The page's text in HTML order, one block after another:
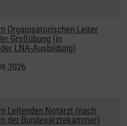
Organisatorischen Leiter
Großübung (in
LNA-Ausbildung)
Leitenden Notarzt (nach
der Bundesärztekammer)